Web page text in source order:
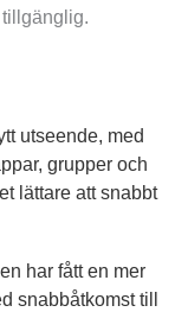
utseende, med
grupper och
lättare att snabbt
har fått en mer
snabbåtkomst till